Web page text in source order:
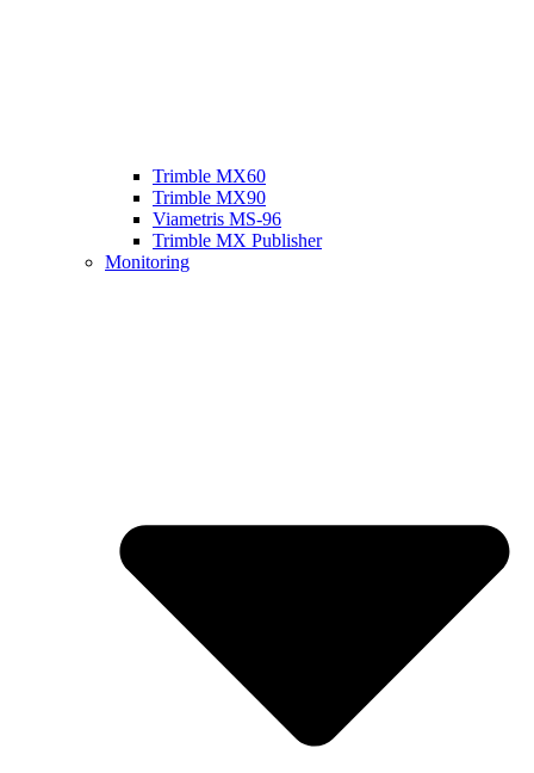
Trimble MX60
Trimble MX90
Viametris MS-96
Trimble MX Publisher
Monitoring